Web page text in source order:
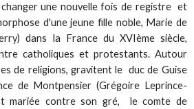
une nouvelle fois de registre et
d'une jeune fille noble, Marie de
dans la France du XVIème siècle,
catholiques et protestants. Autour
de religions, gravitent le duc de Guise
de Montpensier (Grégoire Leprince-
mariée contre son gré, le comte de